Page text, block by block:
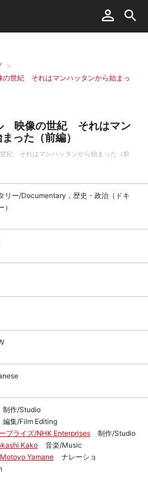
世紀 それはマンハッタンから始まっ
映像の世紀 それはマン
った（前編）
紀 それはマンハッタンから始まった（前
リー/Documentary，歴史・政治（ドキ
制作/Studio
編集/Film Editing
プライズ/NHK Enterprises
制作/Studio
Kako
音楽/Music
Yamane
ナレーショ